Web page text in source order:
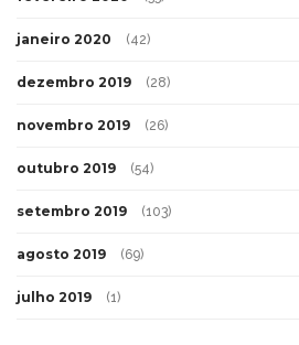
janeiro 2020 (42)
dezembro 2019 (28)
novembro 2019 (26)
outubro 2019 (54)
setembro 2019 (103)
agosto 2019 (69)
julho 2019 (1)